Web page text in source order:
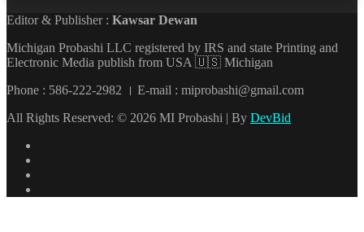
Editor & Publisher : Kawsar Dewan
Michigan Probashi LLC registered by IRS and state Printing and
Electronic Media publish from USA 🇺🇸 Michigan
Phone : 586-222-2982 । E-mail : miprobashi@gmail.com
All Rights Reserved: © 2026 MI Probashi | By DevBid